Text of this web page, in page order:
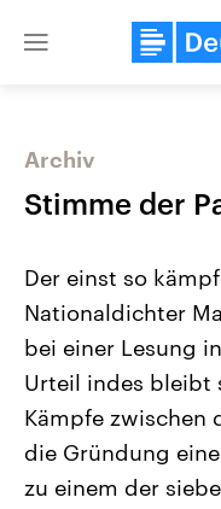
Close
Landtagswahl
2026
Alle Informationen
Sachsen-Anhalt wählt
September 2026 einen
Archiv
Stimme der
Der einst so
Nationaldichter
bei einer Lesung
Urteil indes bleibt
Kämpfe zwischen
die Gründung
zu einem der